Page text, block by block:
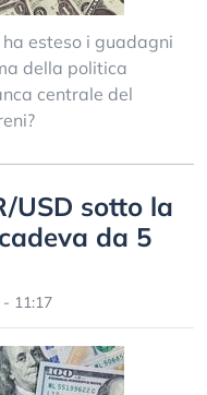
esteso i guadagni
della politica
centrale del
USD sotto la
da 5
11:17